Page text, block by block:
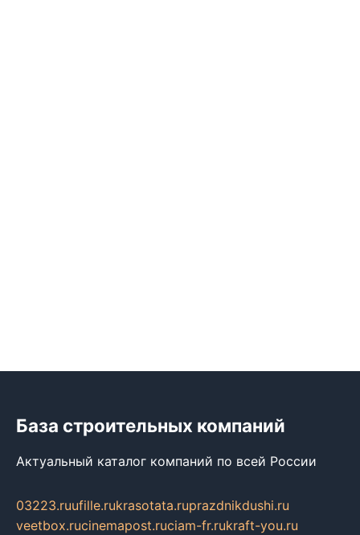
База строительных компаний
Актуальный каталог компаний по всей России
03223.ruufille.rukrasotata.ruprazdnikdushi.ru
veetbox.rucinemapost.ruciam-fr.rukraft-you.ru